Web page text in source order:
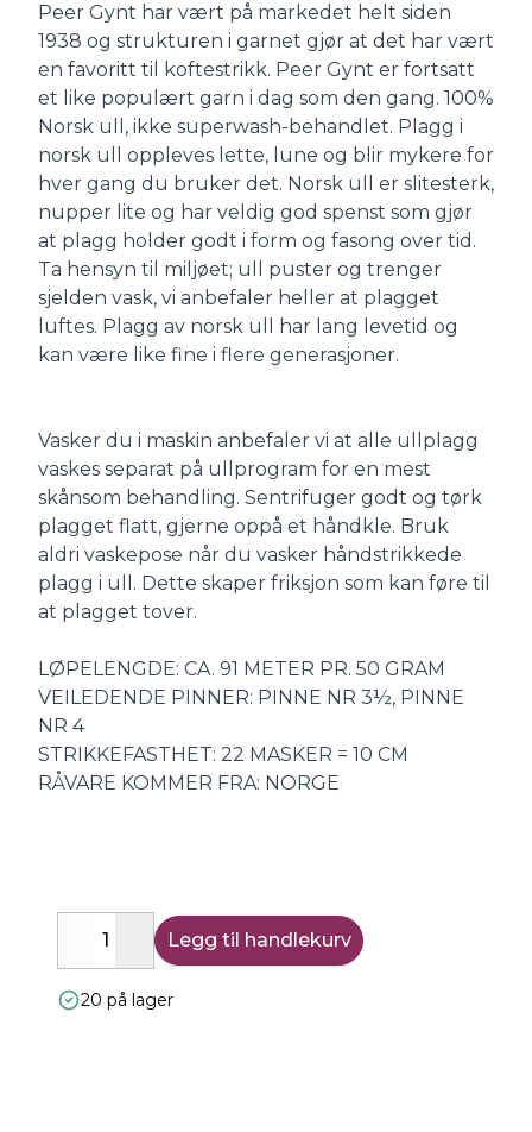
Peer Gynt har vært på markedet helt siden
1938 og strukturen i garnet gjør at det har vært
en favoritt til koftestrikk. Peer Gynt er fortsatt
et like populært garn i dag som den gang. 100%
Norsk ull, ikke superwash-behandlet. Plagg i
norsk ull oppleves lette, lune og blir mykere for
hver gang du bruker det. Norsk ull er slitesterk,
nupper lite og har veldig god spenst som gjør
at plagg holder godt i form og fasong over tid.
Ta hensyn til miljøet; ull puster og trenger
sjelden vask, vi anbefaler heller at plagget
luftes. Plagg av norsk ull har lang levetid og
kan være like fine i flere generasjoner.
Vasker du i maskin anbefaler vi at alle ullplagg
vaskes separat på ullprogram for en mest
skånsom behandling. Sentrifuger godt og tørk
plagget flatt, gjerne oppå et håndkle. Bruk
aldri vaskepose når du vasker håndstrikkede
plagg i ull. Dette skaper friksjon som kan føre til
at plagget tover.
LØPELENGDE: CA. 91 METER PR. 50 GRAM
VEILEDENDE PINNER: PINNE NR 3½, PINNE
NR 4
STRIKKEFASTHET: 22 MASKER = 10 CM
RÅVARE KOMMER FRA: NORGE
DecreaseIncrease
Legg til handlekurv
20 på lager